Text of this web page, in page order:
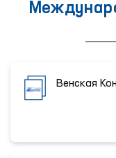
Венская